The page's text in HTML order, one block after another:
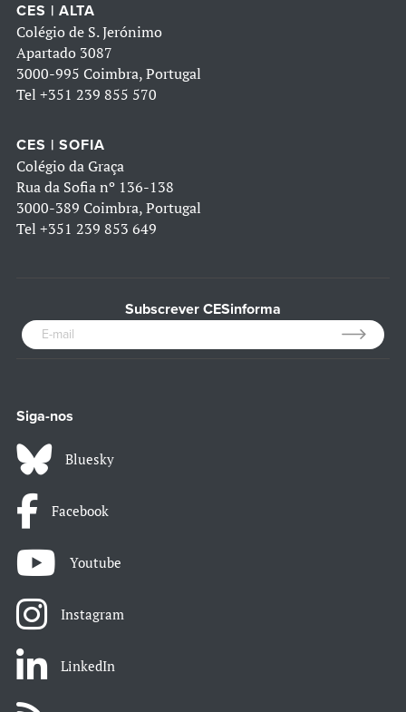
CES | ALTA
Colégio de S. Jerónimo
Apartado 3087
3000-995 Coimbra, Portugal
Tel +351 239 855 570
CES | SOFIA
Colégio da Graça
Rua da Sofia nº 136-138
3000-389 Coimbra, Portugal
Tel +351 239 853 649
Subscrever CESinforma
Siga-nos
Bluesky
Facebook
Youtube
Instagram
LinkedIn